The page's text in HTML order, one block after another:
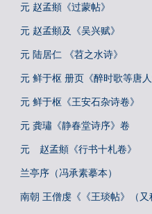
元 赵孟頫《过蒙帖》
元 赵孟頫及《吴兴赋》
元 陆居仁 《苕之水诗》
元 鲜于枢 册页《醉时歌等唐人
元 鲜于枢《王安石杂诗卷》
元 龚璛《静春堂诗序》卷
元 赵孟頫《行书十札卷》
兰亭序（冯承素摹本）
南朝 王僧虔《《王琰帖》（又